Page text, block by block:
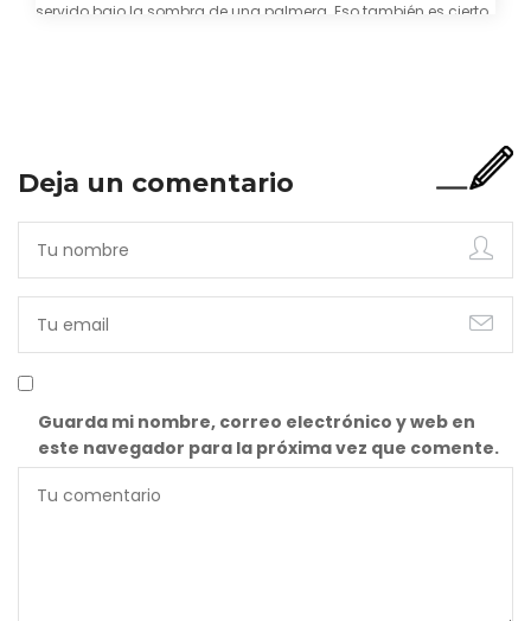
servido bajo la sombra de una palmera. Eso también es cierto.
Deja un comentario
Guarda mi nombre, correo electrónico y web en
este navegador para la próxima vez que comente.